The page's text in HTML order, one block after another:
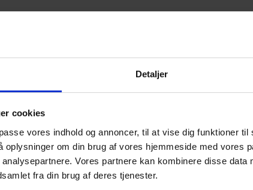
Detaljer
cookies
vores indhold og annoncer, til at vise dig funktioner
oplysninger om din brug af vores hjemmeside med vores
Vores partnere kan kombinere disse data
fra din brug af deres tjenester.